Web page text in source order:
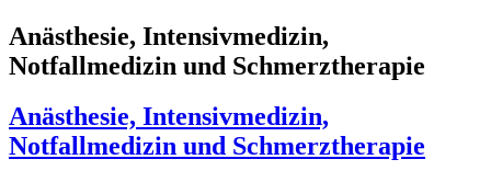
Anästhesie, Intensivmedizin,
Notfallmedizin und Schmerztherapie
Anästhesie, Intensivmedizin,
Notfallmedizin und Schmerztherapie